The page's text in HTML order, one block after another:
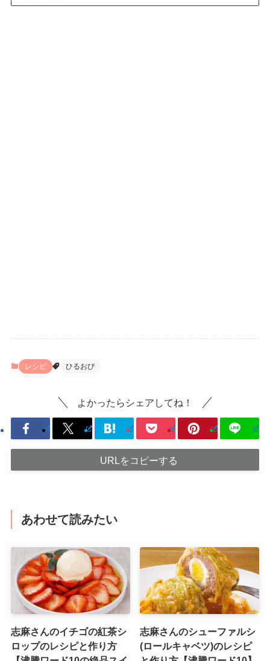
レシピ ひるおび
よかったらシェアしてね！
URLをコピーする
あわせて読みたい
志麻さんのイチゴの紅茶シ
ロップのレシピと作り方
志麻さんのシューファルシ
(ロールキャベツ)のレシピ